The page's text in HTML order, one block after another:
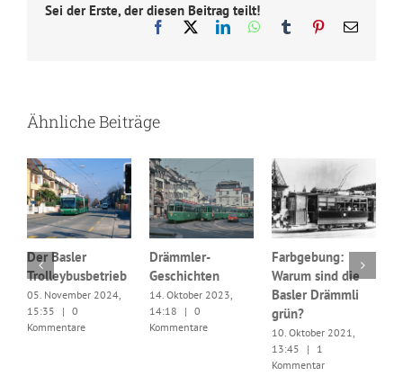
Sei der Erste, der diesen Beitrag teilt!
Facebook LinkedInWhatsApp
Tumblr Pinterest
E-
Ähnliche Beiträge
Der Basler
Trolleybusbetrieb
05. November 2024,
15:35
| 0
Kommentare
Drämmler-
Geschichten
14. Oktober 2023,
14:18
| 0
Kommentare
Farbgebung:
Warum sind die
Basler Drämmli
grün?
10. Oktober 2021,
13:45
|
1
Kommentar